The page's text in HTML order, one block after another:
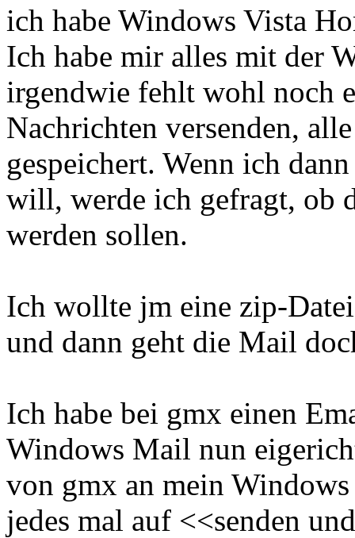
ich habe Windows Vista
Ich habe mir alles mit der
irgendwie fehlt wohl noch
Nachrichten versenden,
gespeichert. Wenn ich
will, werde ich gefragt, ob
werden sollen.
Ich wollte jm eine zip-
und dann geht die Mail
Ich habe bei gmx einen
Windows Mail nun
von gmx an mein
jedes mal auf <<senden